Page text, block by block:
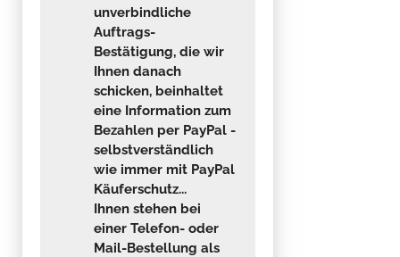
unverbindliche
Auftrags-
Bestätigung, die wir
Ihnen danach
schicken, beinhaltet
eine Information zum
Bezahlen per PayPal -
selbstverständlich
wie immer mit PayPal
Käuferschutz...
Ihnen stehen bei
einer Telefon- oder
Mail-Bestellung als